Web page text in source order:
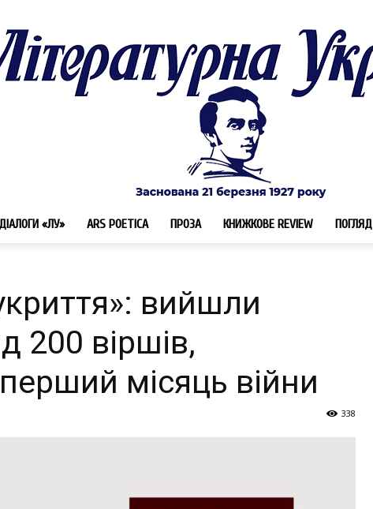
ДІАЛОГИ «ЛУ» ARS POETICA ПРОЗА КНИЖКОВЕ REVIEW ПОГЛЯД
вийшли
200 віршів,
місяць війни
338